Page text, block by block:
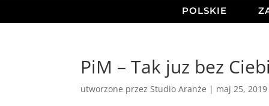
POLSKIE
PiM – Tak juz bez
utworzone przezStudio Aranże | maj 25, 2019